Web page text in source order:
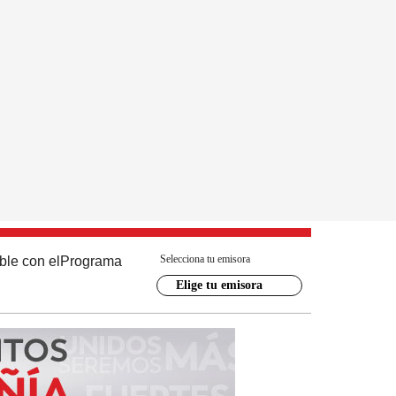
con el Programa Selecciona tu emisora
Elige tu emisora